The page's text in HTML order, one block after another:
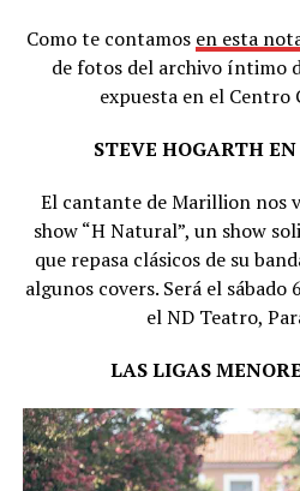
Como te contamos en esta
de fotos del archivo íntimo
expuesta en el Centro
STEVE HOGARTH
El cantante de Marillion nos
show “H Natural”, un show
que repasa clásicos de su
algunos covers. Será el sábado
el ND Teatro,
LAS LIGAS